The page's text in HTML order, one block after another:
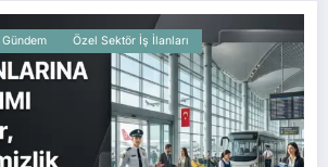
Gündem Özel Sektör İş İlanları